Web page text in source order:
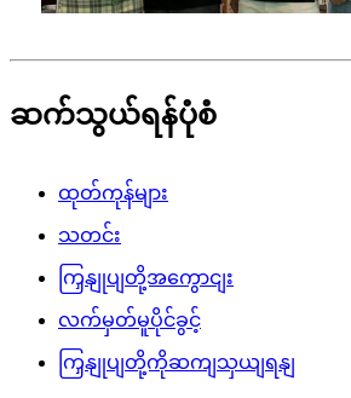
ဆက်သွယ်ရန်ပုံစံ
ထုတ်ကုန်များ
သတင်း
ကြှနျုပျတို့အကွောငျး
လက်မှတ်မူပိုင်ခွင့်
ကြှနျုပျတို့ကိုဆကျသှယျရနျ